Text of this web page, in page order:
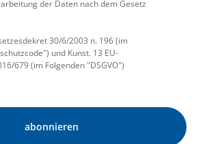
der Daten nach dem Gesetz
30/6/2003 n. 196 (im
und Kunst. 13 EU-
679 (im Folgenden "DSGVO")